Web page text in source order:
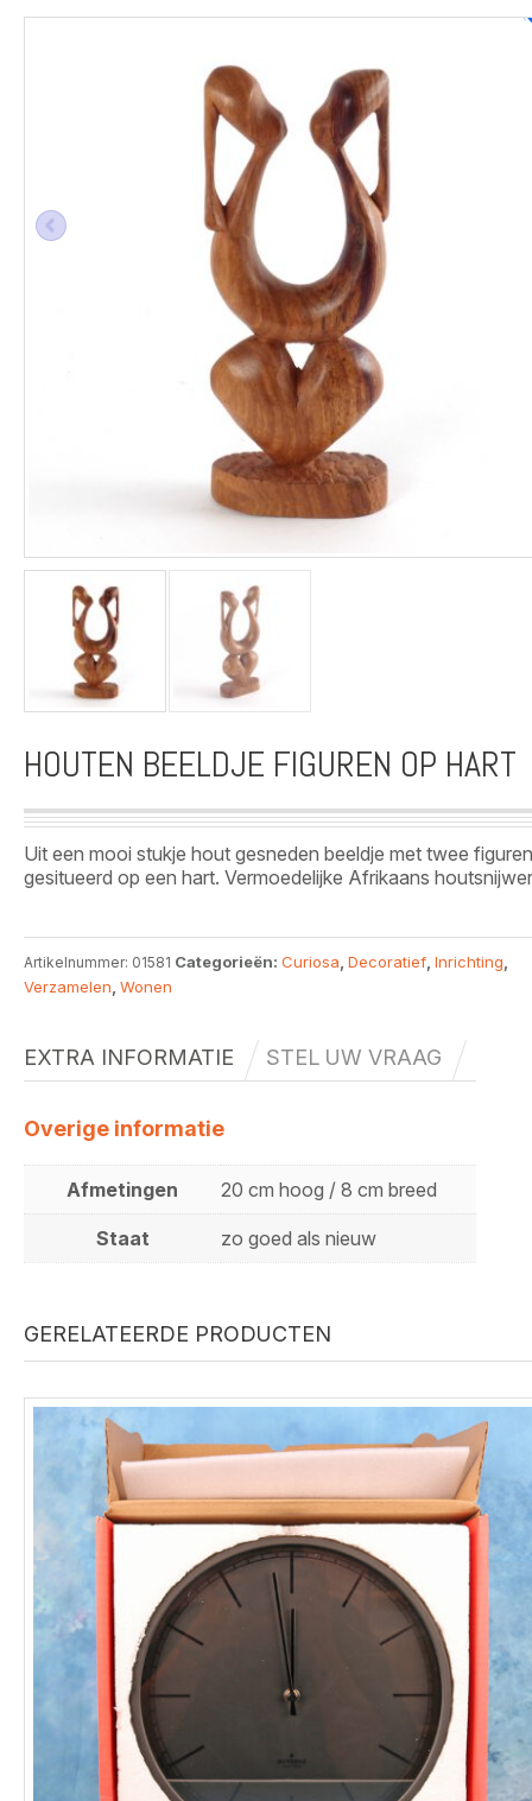
HOUTEN BEELDJE FIGUREN OP HART
Uit een mooi stukje hout gesneden beeldje met twee figuren
gesitueerd op een hart. Vermoedelijke Afrikaans
Artikelnummer: 01581 Categorieën: Curiosa, Decoratief, Inrichting,
Verzamelen, Wonen
EXTRA INFORMATIE STEL UW VRAAG
Overige informatie
Afmetingen 20 cm hoog / 8 cm breed
Staat zo goed als nieuw
GERELATEERDE PRODUCTEN